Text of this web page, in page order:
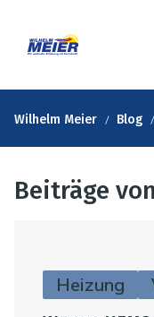
Wilhelm Meier Blog
Beiträge
Heizung